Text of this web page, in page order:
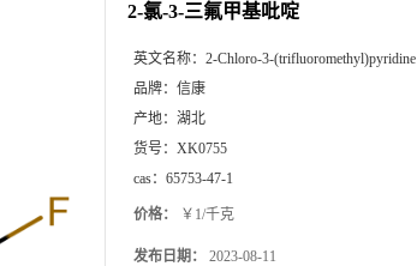
2-氯-3-三氟甲基吡啶
英文名称： 2-Chloro-3-(trifluoromethyl)pyridine
品牌： 信康
产地： 湖北
货号： XK0755
cas： 65753-47-1
价格： ￥1/千克
发布日期： 2023-08-11